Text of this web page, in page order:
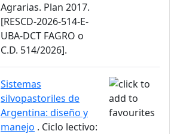
Agrarias. Plan 2017.
[RESCD-2026-514-E-
UBA-DCT FAGRO o
C.D. 514/2026].
Sistemas
silvopastoriles de
Argentina: diseño y
manejo . Ciclo lectivo: